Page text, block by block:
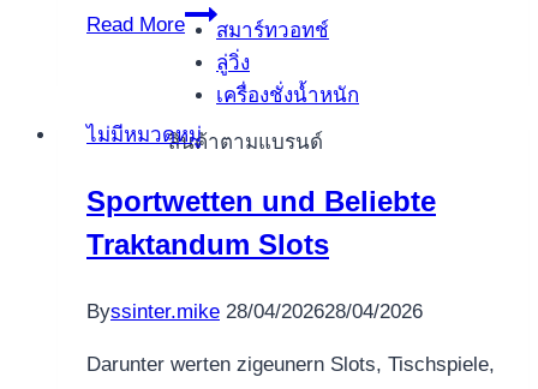
สมาร์ทวอทช์
ลู่วิ่ง
เครื่องชั่งน้ำหนัก
สินค้าตามแบรนด์
Read More
Cellular
phone
Clairvoyant
Readings:
How
Functions
&
Services
ไม่มีหมวดหมู่
Sportwetten und Beliebte
Traktandum Slots
Byssinter.mike 28/04/202628/04/2026
Darunter werten zigeunern Slots, Tischspiele,